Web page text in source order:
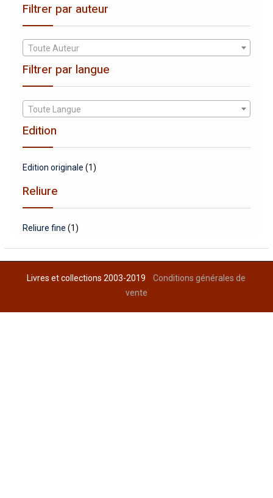
Filtrer par auteur
Toute Auteur
Filtrer par langue
Toute Langue
Edition
Edition originale (1)
Reliure
Reliure fine (1)
Livres et collections 2003-2019Conditions générales de
vente